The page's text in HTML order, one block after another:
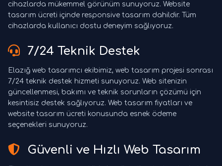
cihazlarda mükemmel görünüm sunuyoruz. Website
tasarım ücreti içinde responsive tasarım dahildir. Tüm
cihazlarda kullanıcı dostu deneyim sağlıyoruz.
7/24 Teknik Destek
Elazığ web tasarımcı ekibimiz, web tasarım projesi sonrası
7/24 teknik destek hizmeti sunuyoruz. Web sitenizin
güncellenmesi, bakımı ve teknik sorunların çözümü için
kesintisiz destek sağlıyoruz. Web tasarım fiyatları ve
website tasarım ücreti konusunda esnek ödeme
seçenekleri sunuyoruz.
Güvenli ve Hızlı Web Tasarım